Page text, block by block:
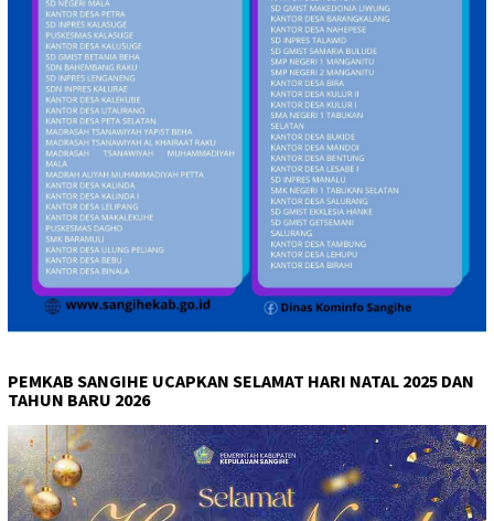
PEMKAB SANGIHE UCAPKAN SELAMAT HARI NATAL 2025 DAN
TAHUN BARU 2026